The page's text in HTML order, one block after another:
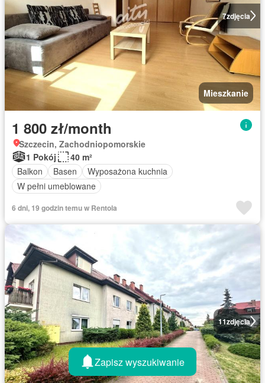
7zdjęcia
Mieszkanie
1 800 zł/month
Szczecin, Zachodniopomorskie
1 Pokój
40 m²
Balkon
Basen
Wyposażona kuchnia
W pełni umeblowane
6 dni, 19 godzin temu w Rentola
11zdjęcia
Zapisz wyszukiwanie